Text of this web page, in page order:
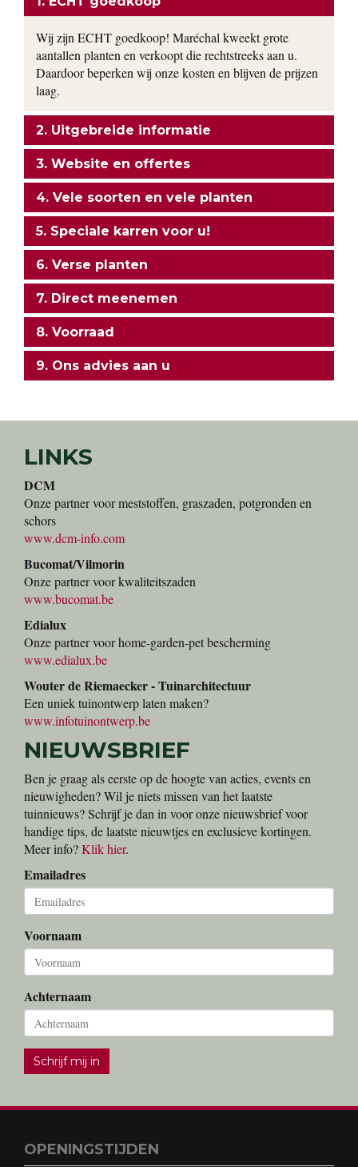
Wij zijn ECHT goedkoop! Maréchal kweekt grote
aantallen planten en verkoopt die rechtstreeks aan u.
Daardoor beperken wij onze kosten en blijven de prijzen
laag.
2. Uitgebreide informatie
3. Website en offertes
4. Vele soorten en vele planten
5. Speciale karren voor u!
6. Verse planten
7. Direct meenemen
8. Voorraad
9. Ons advies aan u
LINKS
DCM
Onze partner voor meststoffen, graszaden, potgronden en
schors
www.dcm-info.com
Bucomat/Vilmorin
Onze partner voor kwaliteitszaden
www.bucomat.be
Edialux
Onze partner voor home-garden-pet bescherming
www.edialux.be
Wouter de Riemaecker - Tuinarchitectuur
Een uniek tuinontwerp laten maken?
www.infotuinontwerp.be
NIEUWSBRIEF
Ben je graag als eerste op de hoogte van acties, events en
nieuwigheden? Wil je niets missen van het laatste
tuinnieuws? Schrijf je dan in voor onze nieuwsbrief voor
handige tips, de laatste nieuwtjes en exclusieve kortingen.
Meer info?Klik hier.
Emailadres
Voornaam
Achternaam
Schrijf mij in
OPENINGSTIJDEN